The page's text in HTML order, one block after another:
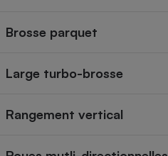
Brosse parquet
Large turbo-brosse
Rangement vertical